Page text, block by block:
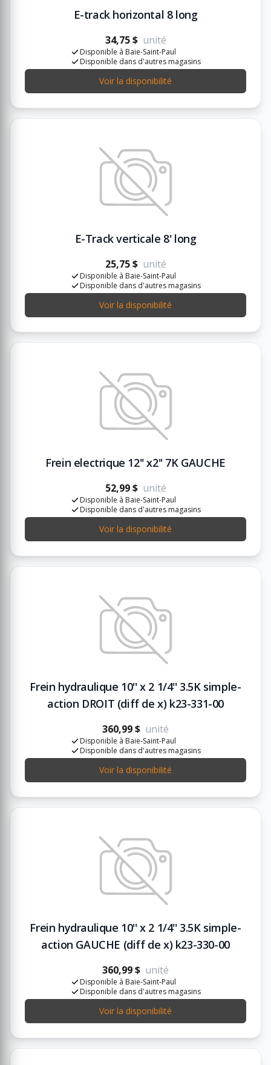
E-track horizontal 8 long
34,75 $ unité
Disponible à Baie-Saint-Paul
Disponible dans d'autres magasins
Voir la disponibilité
E-Track verticale 8' long
25,75 $ unité
Disponible à Baie-Saint-Paul
Disponible dans d'autres magasins
Voir la disponibilité
Frein electrique 12'' x2'' 7K GAUCHE
52,99 $ unité
Disponible à Baie-Saint-Paul
Disponible dans d'autres magasins
Voir la disponibilité
Frein hydraulique 10'' x 2 1/4'' 3.5K simple-
action DROIT (diff de x) k23-331-00
360,99 $ unité
Disponible à Baie-Saint-Paul
Disponible dans d'autres magasins
Voir la disponibilité
Frein hydraulique 10'' x 2 1/4'' 3.5K simple-
action GAUCHE (diff de x) k23-330-00
360,99 $ unité
Disponible à Baie-Saint-Paul
Disponible dans d'autres magasins
Voir la disponibilité